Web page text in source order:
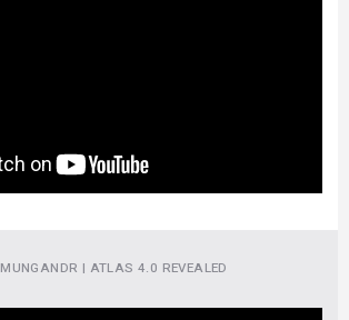
| ATLAS 4.0 REVEALED